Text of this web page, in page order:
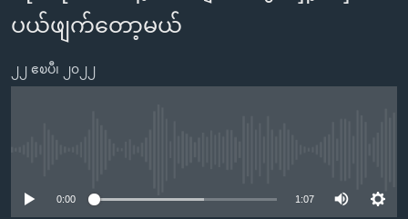
အကြောင်းအရာ
ကျော်
ကြည့်
တရုတ်
အစ္စရေး-ပါလက်စတိုင်း
ရပ်ဝန်းတခု လမ်းတခု အလွန်
အင်္ဂလိပ်စာလေ့လာမယ်
အမေရိကန်သုံးအီဒီယံ
အပတ်စဉ်ကဏ္ဍများ
ပယ်ဖျက်တော့မယ်
၂၂ ဧၿပီ၊ ၂၀၂၂
0:00 1:07